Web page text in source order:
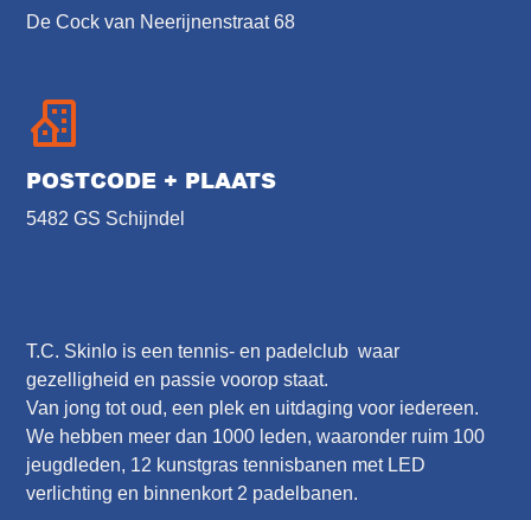
De Cock van Neerijnenstraat 68
POSTCODE + PLAATS
5482 GS Schijndel
T.C. Skinlo is een tennis- en padelclub waar
gezelligheid en passie voorop staat.
Van jong tot oud, een plek en uitdaging voor iedereen.
We hebben meer dan 1000 leden, waaronder ruim 100
jeugdleden, 12 kunstgras tennisbanen met LED
verlichting en binnenkort 2 padelbanen.